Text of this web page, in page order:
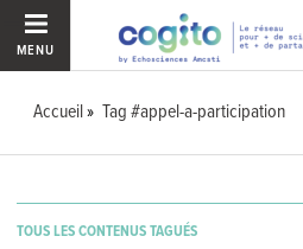
MENU
Accueil Tag #appel-a-participation
TOUS LES CONTENUS TAGUÉS